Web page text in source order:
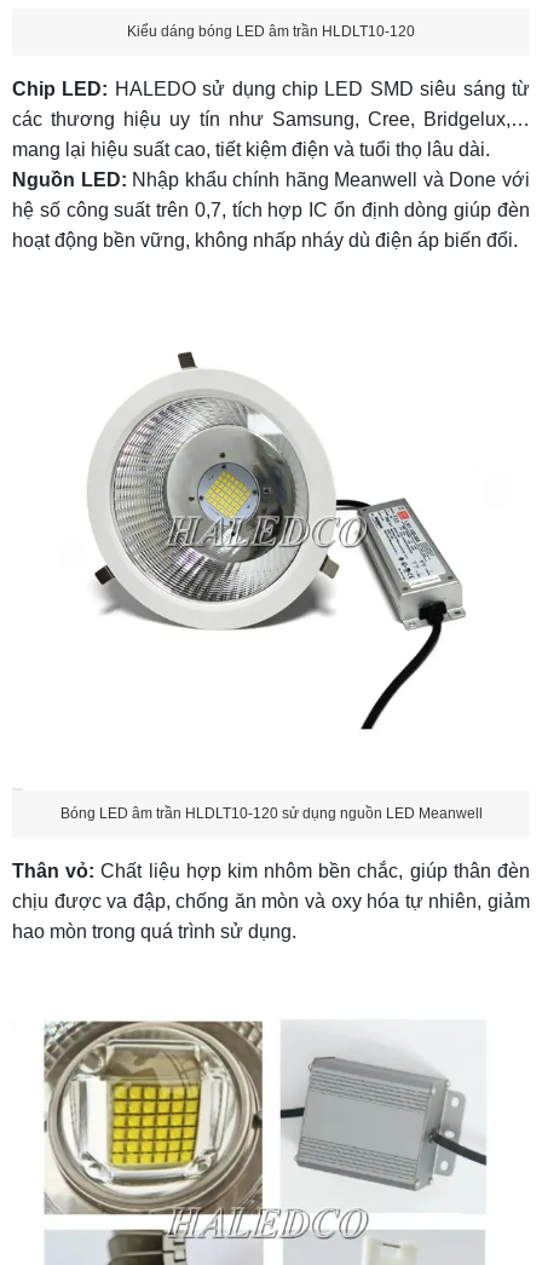
Kiểu dáng bóng LED âm trần HLDLT10-120
Chip LED: HALEDO sử dụng chip LED SMD siêu sáng từ
các thương hiệu uy tín như Samsung, Cree, Bridgelux,…
mang lại hiệu suất cao, tiết kiệm điện và tuổi thọ lâu dài.
Nguồn LED: Nhập khẩu chính hãng Meanwell và Done với
hệ số công suất trên 0,7, tích hợp IC ổn định dòng giúp đèn
hoạt động bền vững, không nhấp nháy dù điện áp biến đổi.
Bóng LED âm trần HLDLT10-120 sử dụng nguồn LED Meanwell
Thân vỏ:Chất liệu hợp kim nhôm bền chắc, giúp thân đèn
chịu được va đập, chống ăn mòn và oxy hóa tự nhiên, giảm
hao mòn trong quá trình sử dụng.